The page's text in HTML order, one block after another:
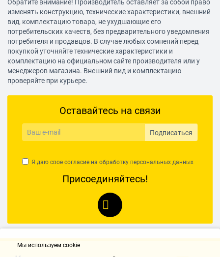
Обратите внимание! Производитель оставляет за собой право
изменять конструкцию, технические характеристики, внешний
вид, комплектацию товара, не ухудшающие его
потребительских качеств, без предварительного уведомления
потребителя и продавцов. В случае любых сомнений перед
покупкой уточняйте технические характеристики и
комплектацию на официальном сайте производителя или у
менеджеров магазина. Внешний вид и комплектацию
проверяйте при курьере.
Оставайтесь на связи
Подписаться
Я даю свое согласие на обработку персональных данных
Присоединяйтесь!
Мы используем cookie